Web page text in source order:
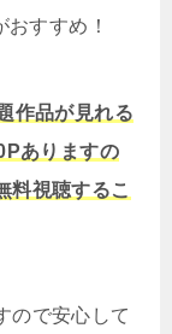
すすめ！
作品が見れる
ありますの
料視聴するこ
ので安心して